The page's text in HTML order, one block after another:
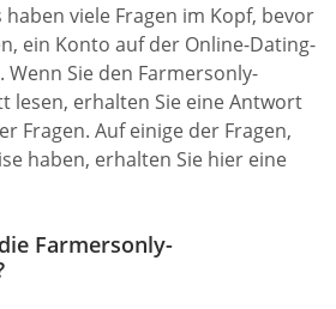
viele Fragen im Kopf, bevor
ein Konto auf der Online-Dating-
Wenn Sie den Farmersonly-
lesen, erhalten Sie eine Antwort
Fragen. Auf einige der Fragen,
haben, erhalten Sie hier eine
Farmersonly-